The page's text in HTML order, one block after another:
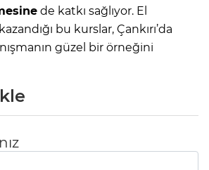
de katkı sağlıyor. El
bu kurslar, Çankırı’da
güzel bir örneğini